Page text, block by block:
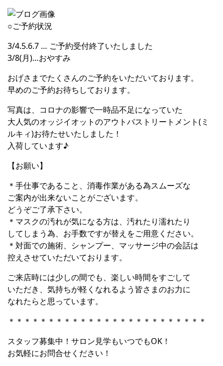
○ご予約状況
3/4.5.6.7 … ご予約受付終了いたしました
3/8(月)…おやすみ
おげさまでたくさんのご予約をいただいております。
早めのご予約お待ちしております。
写真は、コロナの影響で一時品不足になっていた
大人気のオッジイオットのアウトバストリートメント(ミ
ルキィ)お待たせいたしました！
入荷しています♪
【お願い】
＊手仕事であること、消毒作業がある為スムーズな
ご案内が出来ないことがございます。
どうぞご了承下さい。
＊マスクの汚れが気になる方は、汚れたり濡れたり
してしまう為、お手数ですが替えをご用意ください。
＊対面での施術、シャンプー、マッサージ中の会話は
控えさせていただいております。
ご来店時には少しの間でも、楽しい時間をすごして
いただき、気持ちが軽くなれるよう皆さまのお力に
なれたらと思っています。
＊＊＊＊＊＊＊＊＊＊＊＊＊＊＊＊＊＊＊＊＊＊＊＊＊
スタッフ募集中！サロン見学もいつでもOK！
お気軽にお問合せください！